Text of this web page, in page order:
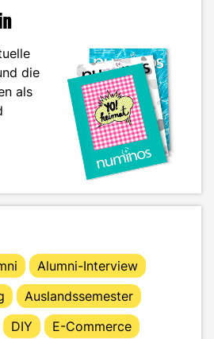
die
als
Alumni-Interview
Auslandssemester
DIY
E-Commerce